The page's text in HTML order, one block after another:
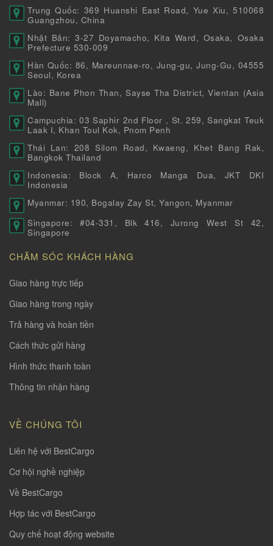
Trung Quốc: 369 Huanshi East Road, Yue Xiu, 510068
Guangzhou, China
Nhật Bản: 3-27 Doyamacho, Kita Ward, Osaka, Osaka
Prefecture 530-009
Hàn Quốc: 86, Mareunnae-ro, Jung-gu, Jung-Gu, 04555
Seoul, Korea
Lào: Bane Phon Than, Sayse Tha District, Vientan (Asia
Mall)
Campuchia: 03 Saphir 2nd Floor , St. 259, Sangkat Teuk
Laak I, Khan Toul Kok, Pnom Penh
Thái Lan: 208 Silom Road, Kwaeng, Khet Bang Rak,
Bangkok Thailand
Indonesia: Block A, Harco Manga Dua, JKT DKI
Indonesia
Myanmar: 190, Bogalay Zay St, Yangon, Myanmar
Singapore: #04-331, Blk 416, Jurong West St 42,
Singapore
CHĂM SÓC KHÁCH HÀNG
Giao hàng trực tiếp
Giao hàng trong ngày
Trả hàng và hoàn tiền
Cách thức gửi hàng
Hình thức thanh toàn
Thông tin nhận hàng
VỀ CHÚNG TÔI
Liên hệ với BestCargo
Cơ hội nghề nghiệp
Về BestCargo
Hợp tác với BestCargo
Quy chế hoạt động website